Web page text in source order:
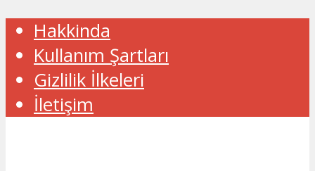
Hakkinda
Kullanım Şartları
Gizlilik İlkeleri
İletişim